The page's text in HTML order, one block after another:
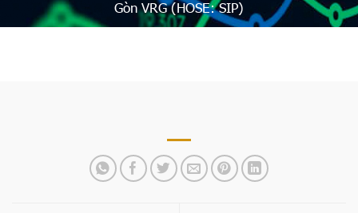
Gòn VRG (HOSE: SIP)